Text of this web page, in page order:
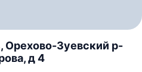
Орехово-Зуевский р-
д 4